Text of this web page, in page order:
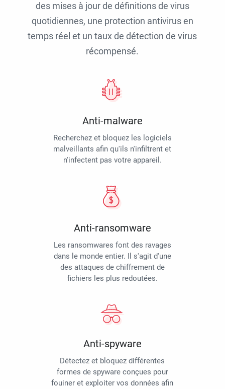
des mises à jour de définitions de virus
quotidiennes, une protection antivirus en
temps réel et un taux de détection de virus
récompensé.
Anti-malware
Recherchez et bloquez les logiciels
malveillants afin qu'ils n'infiltrent et
n'infectent pas votre appareil.
Anti-ransomware
Les ransomwares font des ravages
dans le monde entier. Il s'agit d'une
des attaques de chiffrement de
fichiers les plus redoutées.
Anti-spyware
Détectez et bloquez différentes
formes de spyware conçues pour
fouiner et exploiter vos données afin